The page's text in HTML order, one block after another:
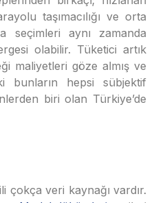
taşımacılığı ve orta
seçimleri aynı zamanda
olabilir. Tüketici artık
maliyetleri göze almış ve
bunların hepsi sübjektif
biri olan Türkiye’de
çokça veri kaynağı vardır.